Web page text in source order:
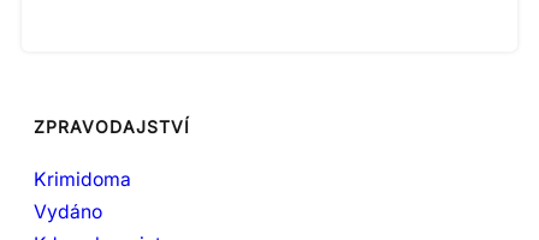
ZPRAVODAJSTVÍ
Krimidoma
Vydáno